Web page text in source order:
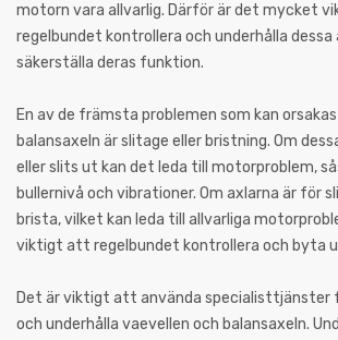
motorn vara allvarlig. Därför är det mycket
regelbundet kontrollera och underhålla
säkerställa deras funktion.
En av de främsta problemen som kan
balansaxeln är slitage eller bristning. Om
eller slits ut kan det leda till motorproblem,
bullernivå och vibrationer. Om axlarna är för
brista, vilket kan leda till allvarliga
viktigt att regelbundet kontrollera och byta
Det är viktigt att använda specialisttjänster
och underhålla vaevellen och balansaxeln.